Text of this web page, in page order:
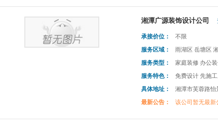
湘潭广源装饰设计公司
承接价位：
不限
服务区域：
雨湖区 岳塘区
服务类型：
家庭装修 办公
服务特色：
免费设计 先施
具体地址：
湘潭市芙蓉路怡
最新公告：
该公司暂无最新